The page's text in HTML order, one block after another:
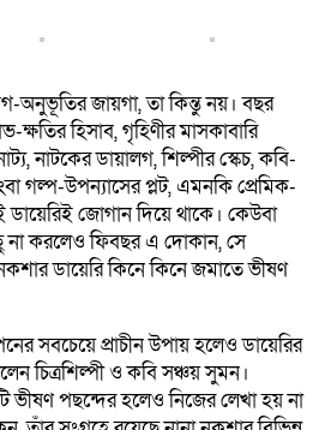
অনুভূতির জায়গা, তা কিন্তু নয়। বছর
ক্ষতির হিসাব, গৃহিণীর মাসকাবারি
নাটকের ডায়ালগ, শিল্পীর স্কেচ, কবি-
গল্প-উপন্যাসের প্লট, এমনকি প্রেমিক-
ডায়েরিই জোগান দিয়ে থাকে। কেউবা
না করলেও ফিবছর এ দোকান, সে
ডায়েরি কিনে কিনে জমাতে ভীষণ
সবচেয়ে প্রাচীন উপায় হলেও ডায়েরির
চিত্রশিল্পী ও কবি সঞ্চয় সুমন।
ভীষণ পছন্দের হলেও নিজের লেখা হয় না